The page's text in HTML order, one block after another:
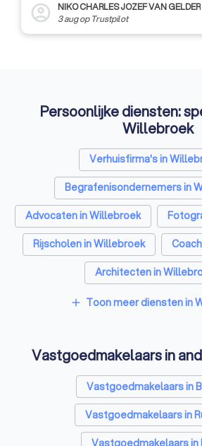
account_circle
NIKO CHARLES JOZEF VAN GELDER
3 augop Trustpilot
Persoonlijke diensten:
Willebroek
Verhuisfirma's in
Begrafenisondernemers in
Advocaten in Willebroek
Rijscholen in Willebroek
Architecten in
Psychologen in
Reisbureaus in
Personal trainers in
add Toon meer diensten in
Vastgoedmakelaars in
Vastgoedmakelaars in
Vastgoedmakelaars in
Vastgoedmakelaars in